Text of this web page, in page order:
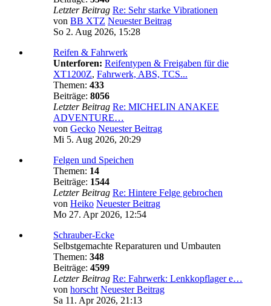
Letzter Beitrag Re: Sehr starke Vibrationen
von BB XTZ Neuester Beitrag
So 2. Aug 2026, 15:28
Reifen & Fahrwerk
Unterforen: Reifentypen & Freigaben für die
XT1200Z, Fahrwerk, ABS, TCS...
Themen: 433
Beiträge: 8056
Letzter Beitrag Re: MICHELIN ANAKEE
ADVENTURE…
von Gecko Neuester Beitrag
Mi 5. Aug 2026, 20:29
Felgen und Speichen
Themen: 14
Beiträge: 1544
Letzter Beitrag Re: Hintere Felge gebrochen
von Heiko Neuester Beitrag
Mo 27. Apr 2026, 12:54
Schrauber-Ecke
Selbstgemachte Reparaturen und Umbauten
Themen: 348
Beiträge: 4599
Letzter Beitrag Re: Fahrwerk: Lenkkopflager e…
von horscht Neuester Beitrag
Sa 11. Apr 2026, 21:13